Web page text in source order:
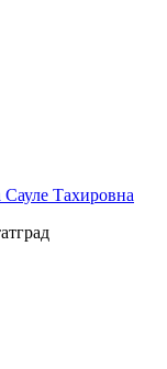
Тахировна